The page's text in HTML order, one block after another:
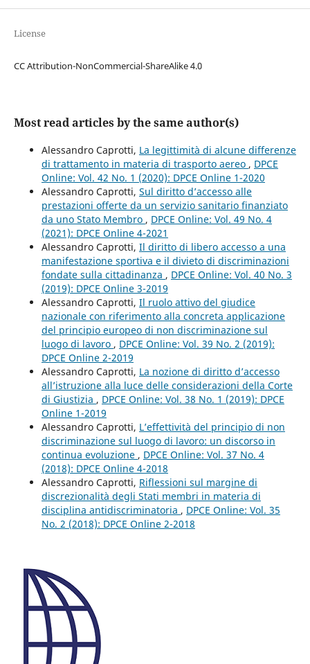
License
CC Attribution-NonCommercial-ShareAlike 4.0
Most read articles by the same author(s)
Alessandro Caprotti, La legittimità di alcune differenze
di trattamento in materia di trasporto aereo , DPCE
Online: Vol. 42 No. 1 (2020): DPCE Online 1-2020
Alessandro Caprotti, Sul diritto d’accesso alle
prestazioni offerte da un servizio sanitario finanziato
da uno Stato Membro , DPCE Online: Vol. 49 No. 4
(2021): DPCE Online 4-2021
Alessandro Caprotti, Il diritto di libero accesso a una
manifestazione sportiva e il divieto di discriminazioni
fondate sulla cittadinanza , DPCE Online: Vol. 40 No. 3
(2019): DPCE Online 3-2019
Alessandro Caprotti, Il ruolo attivo del giudice
nazionale con riferimento alla concreta applicazione
del principio europeo di non discriminazione sul
luogo di lavoro , DPCE Online: Vol. 39 No. 2 (2019):
DPCE Online 2-2019
Alessandro Caprotti, La nozione di diritto d’accesso
all’istruzione alla luce delle considerazioni della Corte
di Giustizia , DPCE Online: Vol. 38 No. 1 (2019): DPCE
Online 1-2019
Alessandro Caprotti, L’effettività del principio di non
discriminazione sul luogo di lavoro: un discorso in
continua evoluzione , DPCE Online: Vol. 37 No. 4
(2018): DPCE Online 4-2018
Alessandro Caprotti, Riflessioni sul margine di
discrezionalità degli Stati membri in materia di
disciplina antidiscriminatoria , DPCE Online: Vol. 35
No. 2 (2018): DPCE Online 2-2018